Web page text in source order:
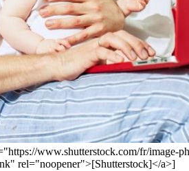
www.shutterstock.com/fr/image-
rel="noopener">[Shutterstock]</a>]